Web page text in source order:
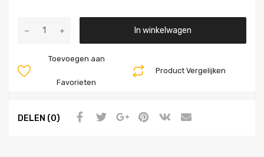
In winkelwagen
Product Vergelijken
Toevoegen aan
Favorieten
DELEN (0)